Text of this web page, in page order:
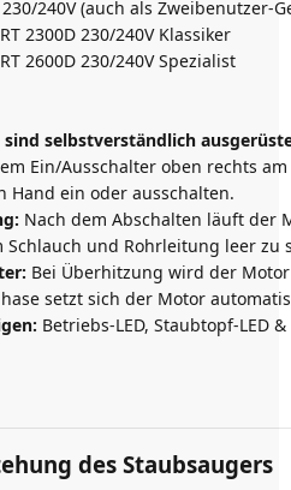
240V (auch als Zweibenutzer-
2300D 230/240V Klassiker
2600D 230/240V Spezialist
sind selbstverständlich
Ein/Ausschalter oben rechts
Hand ein oder ausschalten.
Nach dem Abschalten läuft der
Schlauch und Rohrleitung leer zu
Bei Überhitzung wird der
setzt sich der Motor
Betriebs-LED, Staubtopf-LED
des Staubsaugers